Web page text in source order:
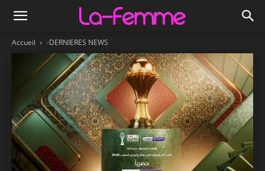
Accueil -DERNIERES NEWS